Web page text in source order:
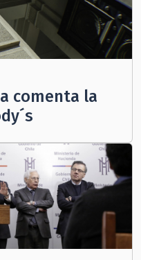
comenta la